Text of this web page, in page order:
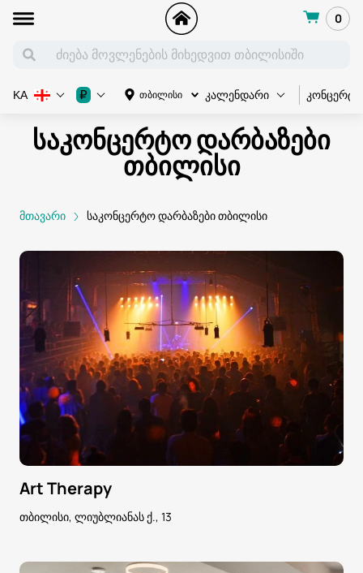
0
თბილისი კალენდარი კონცერტი
KA ₽
საკონცერტო დარბაზები
თბილისი
მთავარი საკონცერტო დარბაზები თბილისი
Art Therapy
თბილისი, ლიუბლიანას ქ., 13